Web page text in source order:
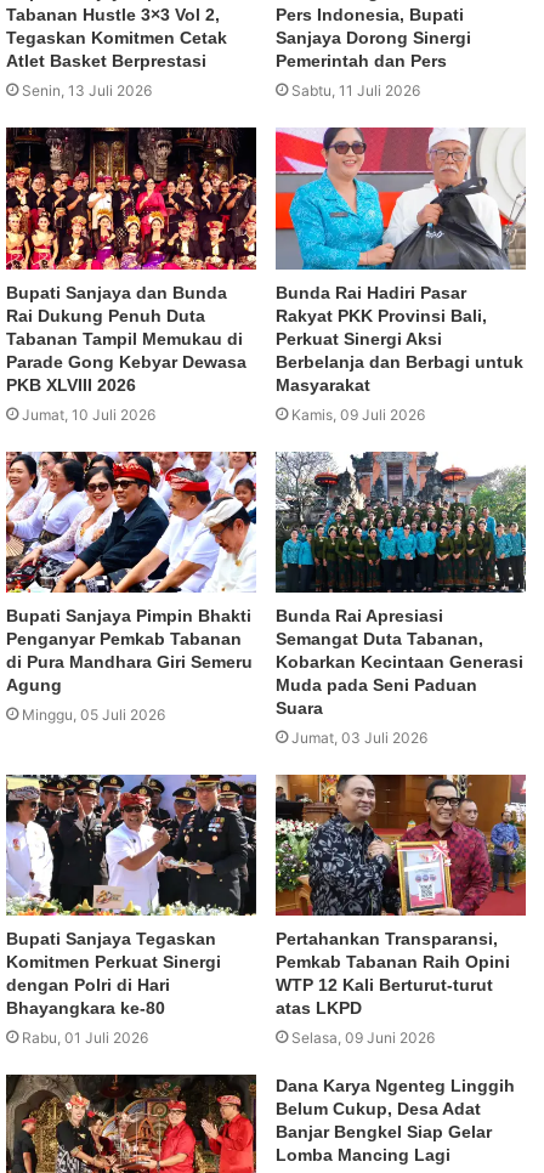
Tabanan Hustle 3×3 Vol 2,
Tegaskan Komitmen Cetak
Atlet Basket Berprestasi
Senin, 13 Juli 2026
Pers Indonesia, Bupati
Sanjaya Dorong Sinergi
Pemerintah dan Pers
Sabtu, 11 Juli 2026
Bupati Sanjaya dan Bunda
Rai Dukung Penuh Duta
Tabanan Tampil Memukau di
Parade Gong Kebyar Dewasa
PKB XLVIII 2026
Jumat, 10 Juli 2026
Bunda Rai Hadiri Pasar
Rakyat PKK Provinsi Bali,
Perkuat Sinergi Aksi
Berbelanja dan Berbagi untuk
Masyarakat
Kamis, 09 Juli 2026
Bupati Sanjaya Pimpin Bhakti
Penganyar Pemkab Tabanan
di Pura Mandhara Giri Semeru
Agung
Minggu, 05 Juli 2026
Bunda Rai Apresiasi
Semangat Duta Tabanan,
Kobarkan Kecintaan Generasi
Muda pada Seni Paduan
Suara
Jumat, 03 Juli 2026
Bupati Sanjaya Tegaskan
Komitmen Perkuat Sinergi
dengan Polri di Hari
Bhayangkara ke-80
Rabu, 01 Juli 2026
Pertahankan Transparansi,
Pemkab Tabanan Raih Opini
WTP 12 Kali Berturut-turut
atas LKPD
Selasa, 09 Juni 2026
Dana Karya Ngenteg Linggih
Belum Cukup, Desa Adat
Banjar Bengkel Siap Gelar
Lomba Mancing Lagi